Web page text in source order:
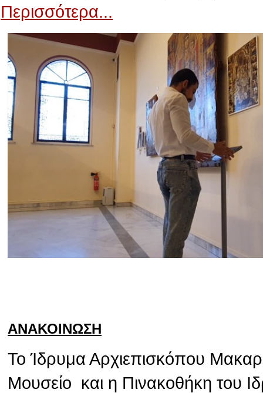
Περισσότερα...
ΑΝΑΚΟΙΝΩΣΗ
Το Ίδρυμα Αρχιεπισκόπου
Μουσείο και η Πινακοθήκη του